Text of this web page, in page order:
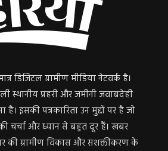
डिजिटल ग्रामीण मीडिया नेटवर्क है।
स्थानीय प्रहरी और जमीनी जवाबदेही
इसकी पत्रकारिता उन मुद्दों पर है जो
की चर्चा और ध्यान से बहुत दूर हैं। खबर
की ग्रामीण विकास और सशक्तीकरण के